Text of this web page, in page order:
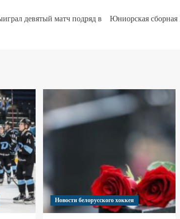
девятый матч подряд в
Юниорская сборная
Новости белорусского хоккея